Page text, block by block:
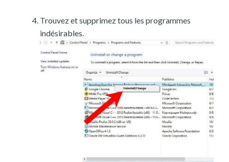
Trouvez et supprimez tous les programmes
indésirables.